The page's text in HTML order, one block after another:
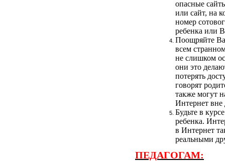
опасные
или сайт, на
номер
ребенка или
Поощряйте
всем
не слишком
они это
потерять
говорят
также могут
Интернет
Будьте в
ребенка.
в Интернет
реальными
ПЕДАГОГАМ: